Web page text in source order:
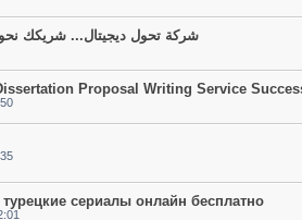
شركة تحول ديجيتال... شريكك نحو
Proposal Writing Service
сериалы онлайн бесплатно